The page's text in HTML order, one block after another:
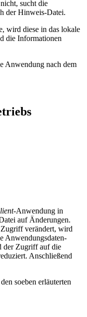
sucht die
der Hinweis-Datei.
wird diese in das lokale
die Informationen
Anwendung nach dem
-Anwendung in
auf Änderungen.
verändert, wird
Anwendungsdaten-
der Zugriff auf die
Anschließend
soeben erläuterten